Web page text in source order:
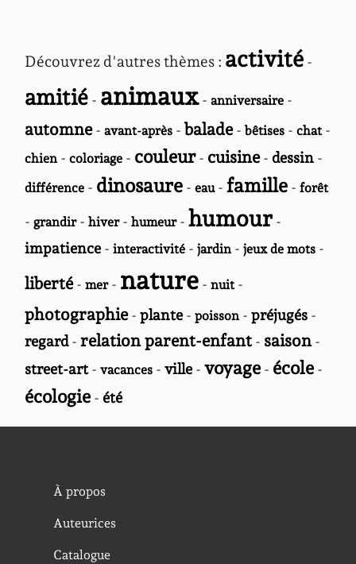
Découvrez d'autres thèmes : activité -
amitié - animaux- anniversaire -
automne- avant-après - balade- bêtises - chat-
chien- coloriage - couleur- cuisine- dessin -
différence - dinosaure - eau- famille - forêt
- grandir- hiver- humeur- humour-
impatience- interactivité - jardin- jeux de mots -
liberté- mer- nature - nuit-
photographie- plante- poisson- préjugés -
regard- relation parent-enfant- saison-
street-art- vacances - ville- voyage - école -
écologie - été
À propos
Auteurices
Catalogue